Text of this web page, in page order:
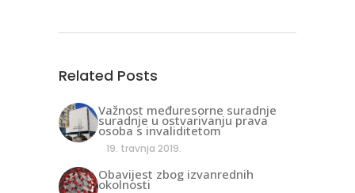
Related Posts
Važnost međuresorne suradnje
suradnje u ostvarivanju prava
osoba s invaliditetom
19. travnja 2019.
Obavijest zbog izvanrednih
okolnosti